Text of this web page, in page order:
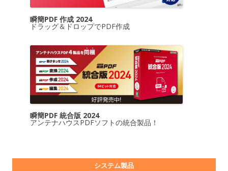
瞬簡PDF 作成 2024
ドラッグ＆ドロップでPDF作成
瞬簡PDF 統合版 2024
アンテナハウスPDFソフトの統合製品！
システム製品